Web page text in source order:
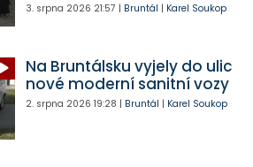
3. srpna 2026 21:57 | Bruntál | Karel Soukop
Na Bruntálsku vyjely do ulic
nové moderní sanitní vozy
2. srpna 2026 19:28 | Bruntál | Karel Soukop